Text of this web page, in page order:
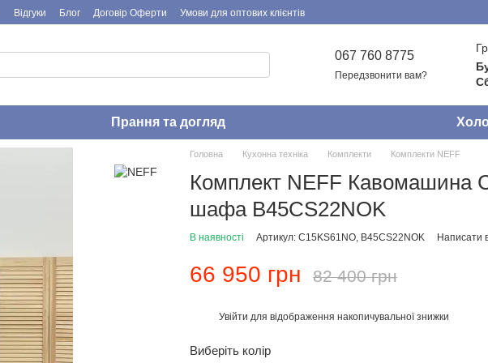
Відгуки Блог Договір Оферти Умови для оптових клієнтів
067 760 8775
Передзвонити вам?
Прання та догляд
Головна Кухонна техніка Комплекти Комплекти NEFF
Комплект NEFF Кавомашина
шафа B45CS22NOK
В наявності Артикул: C15KS61NO, B45CS22NOK Написати
66 950 грн 82 400 грн
Увійти для відображення накопичувальної знижки
Виберіть колір